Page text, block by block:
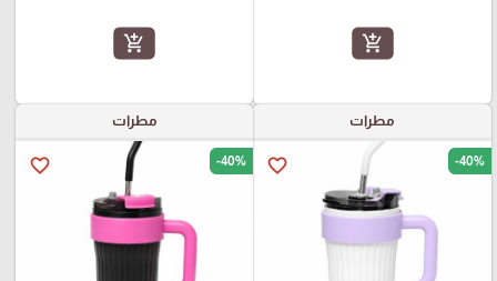
add_shopping_cart
add_shopping_cart
مطرات
favorite_border -40%
مطرات
favorite_border -40%